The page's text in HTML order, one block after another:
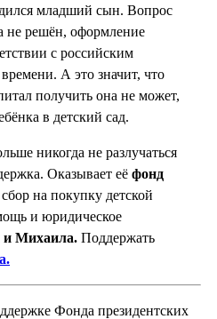
младший сын. Вопрос
не решён, оформление
с российским
времени. А это значит, что
получить она не может,
в детский сад.
никогда не разлучаться
Оказывает её фонд
на покупку детской
и юридическое
и Михаила. Поддержать
Фонда президентских